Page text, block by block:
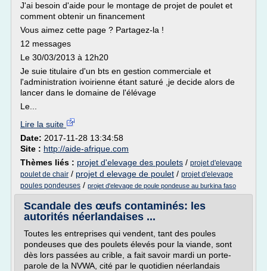
J'ai besoin d'aide pour le montage de projet de poulet et
comment obtenir un financement
Vous aimez cette page ? Partagez-la !
12 messages
Le 30/03/2013 à 12h20
Je suie titulaire d'un bts en gestion commerciale et
l'administration ivoirienne étant saturé ,je decide alors de
lancer dans le domaine de l'élévage
Le...
Lire la suite
Date: 2017-11-28 13:34:58
Site : http://aide-afrique.com
Thèmes liés : projet d'elevage des poulets / projet d'elevage
poulet de chair / projet d elevage de poulet / projet d'elevage
poules pondeuses / projet d'elevage de poule pondeuse au burkina faso
Scandale des œufs contaminés: les
autorités néerlandaises ...
Toutes les entreprises qui vendent, tant des poules
pondeuses que des poulets élevés pour la viande, sont
dès lors passées au crible, a fait savoir mardi un porte-
parole de la NVWA, cité par le quotidien néerlandais